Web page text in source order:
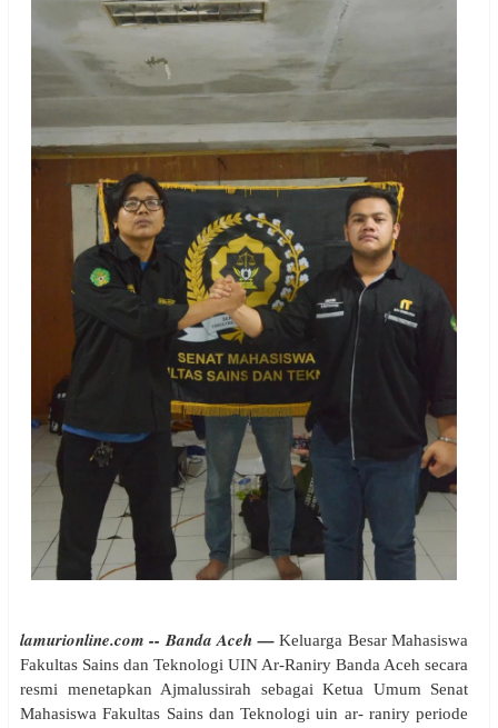
lamurionline.com -- Banda Aceh — Keluarga Besar Mahasiswa
Fakultas Sains dan Teknologi UIN Ar-Raniry Banda Aceh secara
resmi menetapkan Ajmalussirah sebagai Ketua Umum Senat
Mahasiswa Fakultas Sains dan Teknologi uin ar- raniry periode